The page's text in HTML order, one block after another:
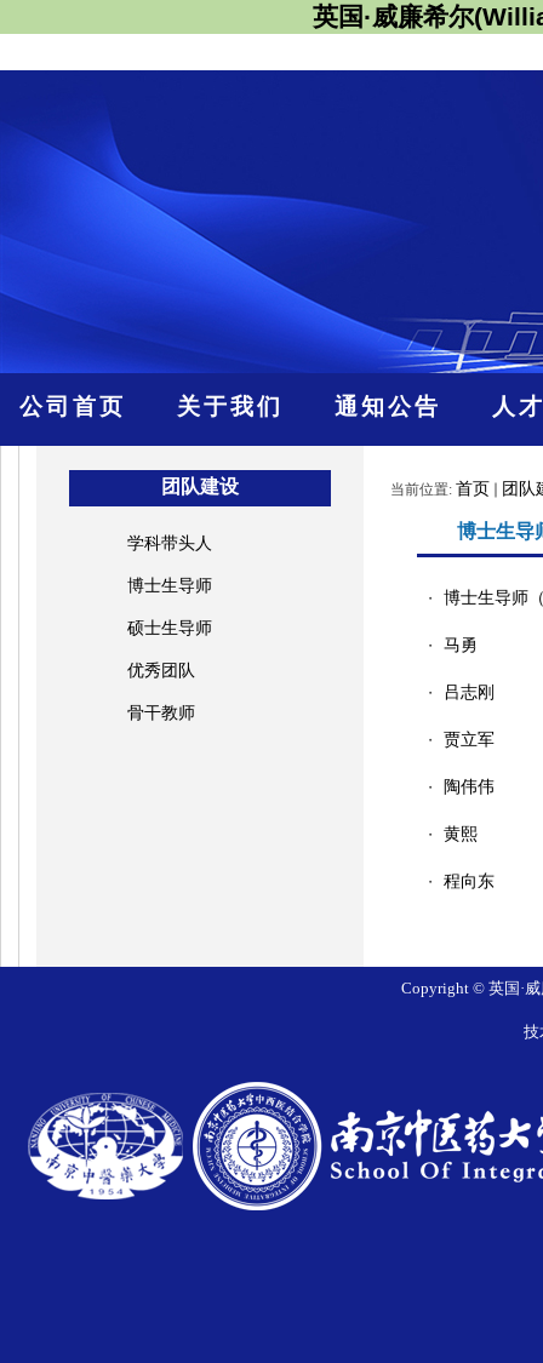
英国·威廉希尔
公司首页 关于我们 通知公告 人
团队建设
学科带头人
博士生导师
硕士生导师
优秀团队
骨干教师
当前位置: 首页 团队
博士生导
・ 博士生导师
・ 马勇
・ 吕志刚
・ 贾立军
・ 陶伟伟
・ 黄熙
・ 程向东
Copyright © 英国·
技